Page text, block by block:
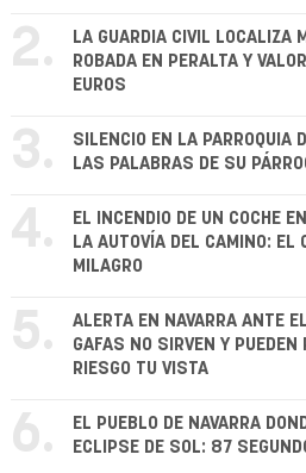
2.
LA GUARDIA CIVIL LOCALIZA
ROBADA EN PERALTA Y
EUROS
3.
SILENCIO EN LA PARROQUIA
LAS PALABRAS DE SU
4.
EL INCENDIO DE UN COCHE
LA AUTOVÍA DEL CAMINO: EL
MILAGRO
5.
ALERTA EN NAVARRA ANTE
GAFAS NO SIRVEN Y PUEDEN
RIESGO TU VISTA
6.
EL PUEBLO DE NAVARRA
ECLIPSE DE SOL: 87